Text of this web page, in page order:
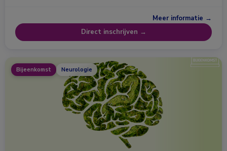
Meer informatie →
Direct inschrijven →
Bijeenkomst Neurologie